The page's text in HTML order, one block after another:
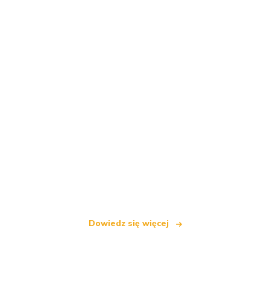
Dowiedz się więcej